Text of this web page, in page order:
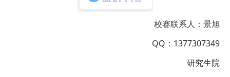
校赛联系人：景旭
QQ：1377307349
研究生院